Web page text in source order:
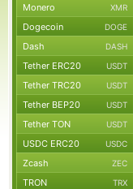
Monero XMR
Dogecoin DOGE
Dash DASH
Tether ERC20 USDT
Tether TRC20 USDT
Tether BEP20 USDT
Tether TON USDT
USDC ERC20 USDC
Zcash ZEC
TRON TRX